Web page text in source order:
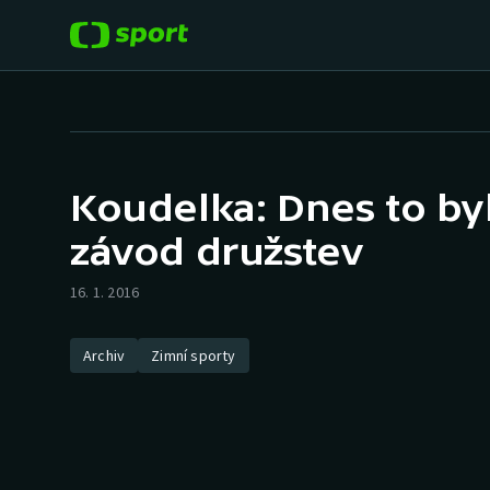
Hokej
Tenis
Cyklistika
Baseball a softbal
Basketbal
Koudelka: Dnes to
závod družstev
16. 1. 2016
Archiv Zimní sporty